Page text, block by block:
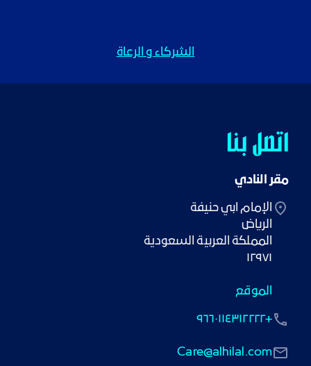
الشركاء و الرعاة
اتصل بنا
مقر النادي
١٢٩٧١
الموقع
Care@alhilal.com
+٩٦٦٠١١٤٣١٢٢٢٢